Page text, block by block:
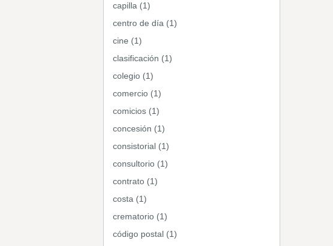
capilla (1)
centro de día (1)
cine (1)
clasificación (1)
colegio (1)
comercio (1)
comicios (1)
concesión (1)
consistorial (1)
consultorio (1)
contrato (1)
costa (1)
crematorio (1)
código postal (1)